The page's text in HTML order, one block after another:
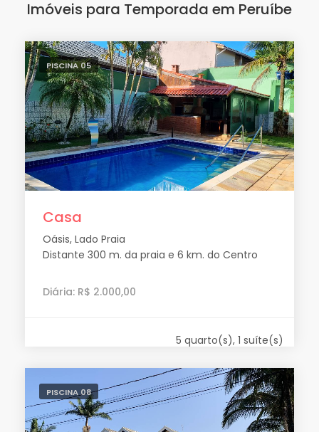
Imóveis para Temporada em Peruíbe
PISCINA 05
Casa
Oásis, Lado Praia
Distante 300 m. da praia e 6 km. do Centro
Diária: R$ 2.000,00
5 quarto(s), 1 suíte(s)
PISCINA 08